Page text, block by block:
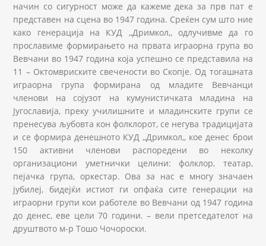
начин со сигурност може да кажеме дека за прв пат е
представен на сцена во 1947 година. Среќен сум што ние
како генерација на КУД ,,Дримкол,, одлучивме да го
прославиме формирањето на првата играорна група во
Вевчани во 1947 година која успешно се представила на
11 – Октомвриските свечености во Скопје. Од тогашната
играорна група формирана од младите Вевчанци
членови на сојузот на кумунистичката младина на
Југославија, преку училишните и младинските групи се
пренесува љубовта кон фолклорот, се негува традицијата
и се формира денешното КУД ,,Дримкол,, кое денес брои
150 активни членови распоредени во неколку
организациони уметнички целини: фолклор, театар,
пејачка група, оркестар. Ова за нас е многу значаен
јубилеј, бидејќи истиот ги опфаќа сите генерации на
играорни групи кои работеле во Вевчани од 1947 година
до денес, еве цели 70 години. – вели претседателот на
друштвото м-р Тошо Чочороски.